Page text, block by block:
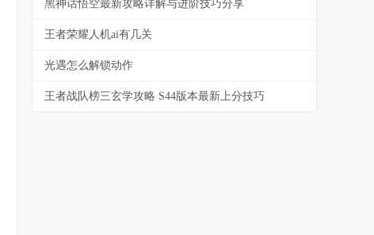
黑神话悟空最新攻略详解与进阶技巧分享
王者荣耀人机ai有几关
光遇怎么解锁动作
王者战队榜三玄学攻略 S44版本最新上分技巧